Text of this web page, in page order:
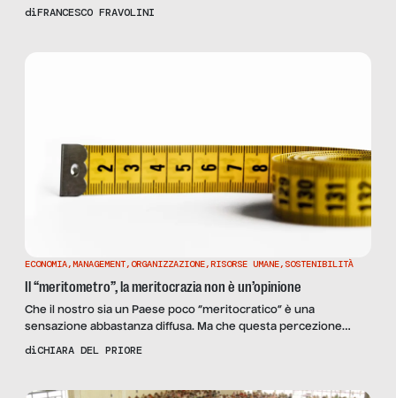
verso nuovi orizzonti di mercato. La storia dell’imprenditoria
diFRANCESCO FRAVOLINI
ECONOMIA,MANAGEMENT,ORGANIZZAZIONE,RISORSE UMANE, SOSTENIBILITÀ
Il “meritometro”, la meritocrazia non è un’opinione
Che il nostro sia un Paese poco “meritocratico” è una
sensazione abbastanza diffusa. Ma che questa percezione
abbia un fondamento scientifico sono ben pochi a saperlo. Solo
di meritocrazia in Italia e non solo. L’ideatore […]
diCHIARA DEL PRIORE